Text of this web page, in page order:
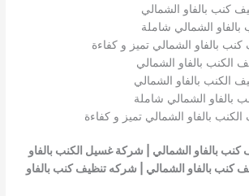
كنب بالفاو الشمالي
الشمالي شاملة
بالفاو الشمالي تميز و كفاءة
بالفاو الشمالي
الكنب بالفاو الشمالي
بالفاو الشمالي شاملة
بالفاو الشمالي تميز و كفاءة
بالفاو الشمالي | شركة غسيل الكنب بالفاو
كنب بالفاو الشمالي | شركه تنظيف كنب بالفاو